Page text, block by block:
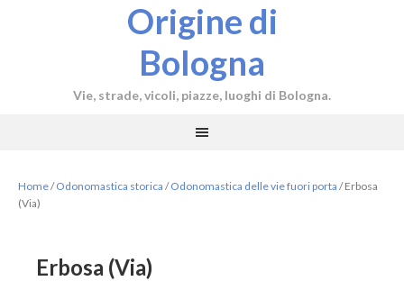
Origine di
Bologna
Vie, strade, vicoli, piazze, luoghi di Bologna.
Home/ Odonomastica storica / Odonomastica delle vie fuori porta /Erbosa
(Via)
Erbosa (Via)